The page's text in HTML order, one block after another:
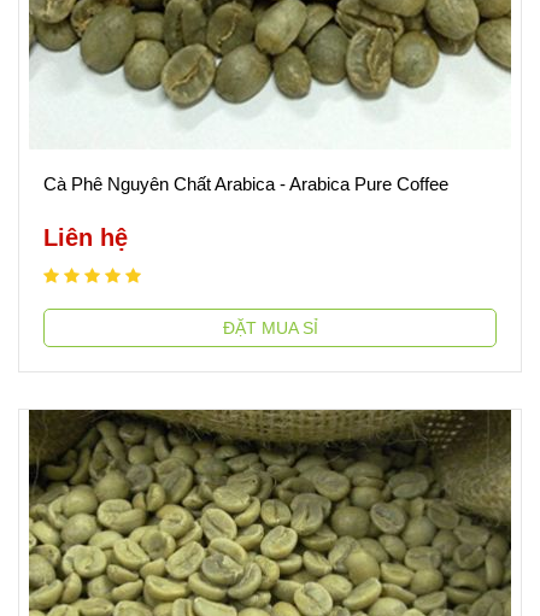
Cà Phê Nguyên Chất Arabica - Arabica Pure Coffee
Liên hệ
ĐẶT MUA SỈ